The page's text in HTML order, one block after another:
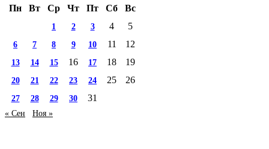
Пн Вт Ср Чт Пт Сб Вс
1 2 3 4 5
6 7 8 9 10 11 12
13 14 15 16 17 18 19
20 21 22 23 24 25 26
27 28 29 30 31
« Сен Ноя »